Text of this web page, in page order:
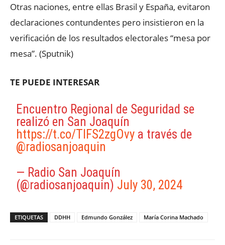
Otras naciones, entre ellas Brasil y España, evitaron
declaraciones contundentes pero insistieron en la
verificación de los resultados electorales “mesa por
mesa”. (Sputnik)
TE PUEDE INTERESAR
Encuentro Regional de Seguridad se
realizó en San Joaquín
https://t.co/TlFS2zgOvy a través de
@radiosanjoaquin
— Radio San Joaquín
(@radiosanjoaquin) July 30, 2024
ETIQUETAS DDHH Edmundo González María Corina Machado